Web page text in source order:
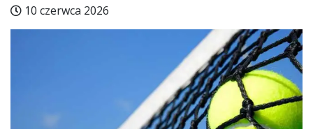
10 czerwca 2026